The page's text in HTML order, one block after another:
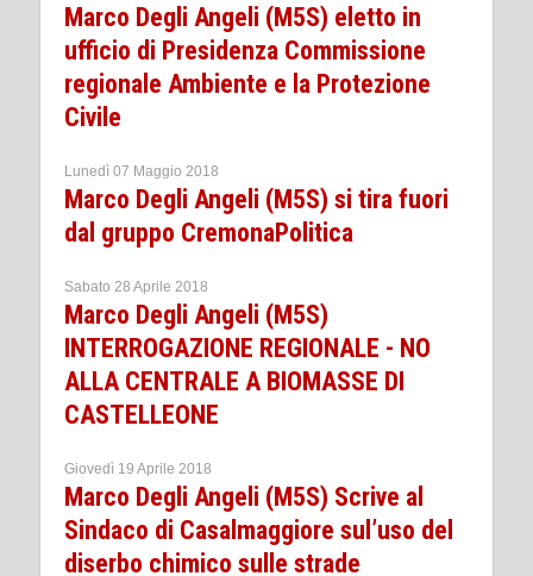
Marco Degli Angeli (M5S) eletto in
ufficio di Presidenza Commissione
regionale Ambiente e la Protezione
Civile
Lunedì 07 Maggio 2018
Marco Degli Angeli (M5S) si tira fuori
dal gruppo CremonaPolitica
Sabato 28 Aprile 2018
Marco Degli Angeli (M5S)
INTERROGAZIONE REGIONALE - NO
ALLA CENTRALE A BIOMASSE DI
CASTELLEONE
Giovedì 19 Aprile 2018
Marco Degli Angeli (M5S) Scrive al
Sindaco di Casalmaggiore sul’uso del
diserbo chimico sulle strade